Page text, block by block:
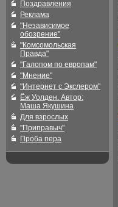
Поздравления
Реклама
"Независимое
обозрение"
"Комсомольская
Правда"
"Галопом по европам"
"Мнение"
"Интернет с Экслером"
Ёж Уолден. Автор:
Маша Якушина
Для взрослых
"Приправыч"
Проба пера